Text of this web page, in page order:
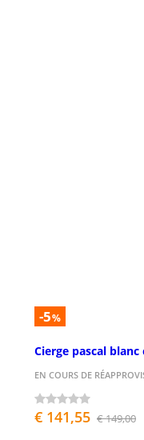
-5%
Cierge pascal
EN COURS DE
€ 141,55 € 149,00